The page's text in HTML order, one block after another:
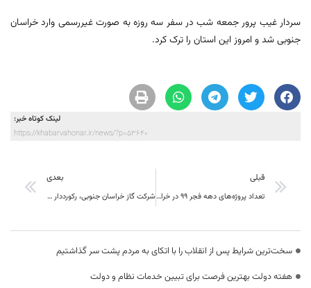
سردار غیب‌ پرور جمعه شب در سفر سه روزه به صورت غیررسمی وارد خراسان
جنوبی شد و امروز این استان را ترک کرد.
لینک کوتاه خبر:
https://khabarvahonar.ir/news/?p=53640
قبلی
تعداد پروژه‌های دهه فجر ۹۹ در خراسان جنوبی افزایش یافت
بعدی
شرکت گاز خراسان جنوبی، رکورددار آمار پروژه ها در دهه فجر امسال
سخت‌ترین شرایط پس از انقلاب را با اتکای به مردم پشت سر گذاشتیم
هفته دولت بهترین فرصت برای تبیین خدمات نظام و دولت